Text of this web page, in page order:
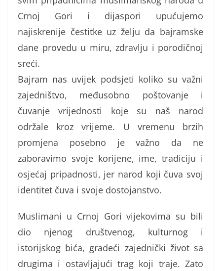
Crnoj Gori i dijaspori upućujemo
najiskrenije čestitke uz želju da bajramske
dane provedu u miru, zdravlju i porodičnoj
sreći.
Bajram nas uvijek podsjeti koliko su važni
zajedništvo, međusobno poštovanje i
čuvanje vrijednosti koje su naš narod
održale kroz vrijeme. U vremenu brzih
promjena posebno je važno da ne
zaboravimo svoje korijene, ime, tradiciju i
osjećaj pripadnosti, jer narod koji čuva svoj
identitet čuva i svoje dostojanstvo.
Muslimani u Crnoj Gori vijekovima su bili
dio njenog društvenog, kulturnog i
istorijskog bića, gradeći zajednički život sa
drugima i ostavljajući trag koji traje. Zato